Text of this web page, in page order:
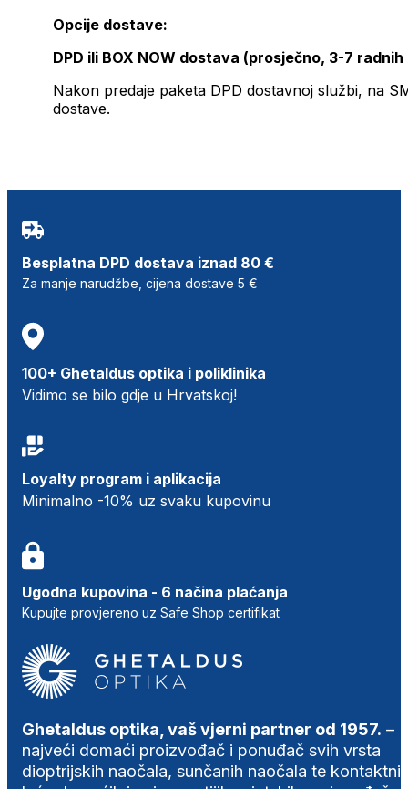
Opcije dostave:
DPD ili BOX NOW dostava (prosječno, 3-7 radnih
Nakon predaje paketa DPD dostavnoj službi, na
dostave.
Besplatna DPD dostava iznad 80 €
Za manje narudžbe, cijena dostave 5 €
100+ Ghetaldus optika i poliklinika
Vidimo se bilo gdje u Hrvatskoj!
Loyalty program i aplikacija
Minimalno -10% uz svaku kupovinu
Ugodna kupovina - 6 načina plaćanja
Kupujte provjereno uz Safe Shop certifikat
Ghetaldus optika, vaš vjerni partner od 1957. –
najveći domaći proizvođač i ponuđač svih vrsta
dioptrijskih naočala, sunčanih naočala te